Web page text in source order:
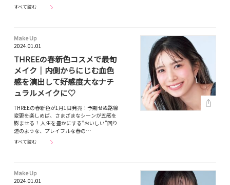
すべて読む
Make Up
2024.01.01
THREEの春新色コスメで最旬
メイク｜内側からにじむ血色
感を演出して好感度大なナチ
ュラルメイクに♡
THREEの春新色が1月1日発売！予期せぬ路線
変更を楽しめば、さまざまなシーンが五感を
膨ませる！ 人生を豊かにする“おいしい”回り
道のような、プレイフルな春の…
すべて読む
Make Up
2024.01.01